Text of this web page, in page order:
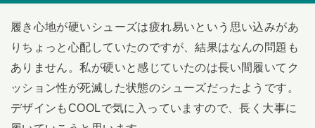
履き心地が硬いシューズは疲れ易いという思い込みがあ
りちょっと心配していたのですが、結果はなんの問題も
ありません。私が硬いと感じていたのは長い間履いてク
ッション性が死滅した状態のシューズだったようです。
デザインもCOOLで気に入っていますので、長く大事に